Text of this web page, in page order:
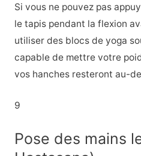
Si vous ne pouvez pas
le tapis pendant la flexion
utiliser des blocs de yoga
capable de mettre votre
vos hanches resteront au-
9
Pose des mains